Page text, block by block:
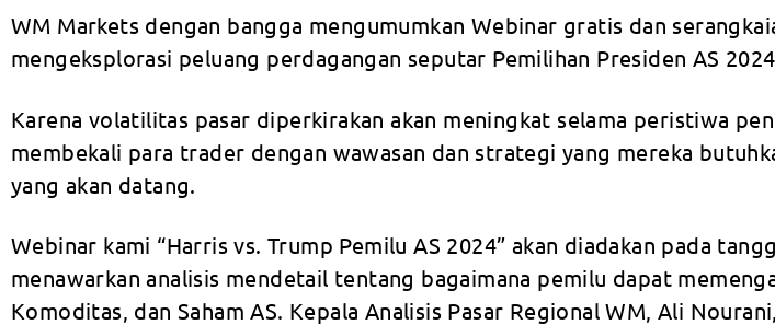
WM Markets dengan bangga mengumumkan Webinar gratis dan
mengeksplorasi peluang perdagangan seputar Pemilihan Presiden AS
Karena volatilitas pasar diperkirakan akan meningkat selama peristiwa
membekali para trader dengan wawasan dan strategi yang mereka
yang akan datang.
Webinar kami “Harris vs. Trump Pemilu AS 2024” akan diadakan pada
menawarkan analisis mendetail tentang bagaimana pemilu dapat
Komoditas, dan Saham AS. Kepala Analisis Pasar Regional WM, Ali